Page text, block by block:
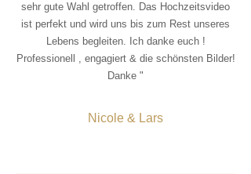
sehr gute Wahl getroffen. Das Hochzeitsvideo
ist perfekt und wird uns bis zum Rest unseres
Lebens begleiten. Ich danke euch !
Professionell , engagiert & die schönsten Bilder!
Danke "
Nicole & Lars